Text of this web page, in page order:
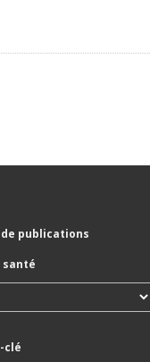
publications
santé
clé